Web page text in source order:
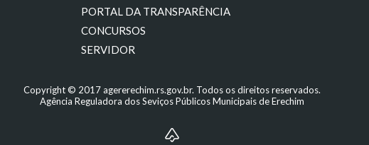
PORTAL DA TRANSPARÊNCIA
CONCURSOS
SERVIDOR
Copyright © 2017 agererechim.rs.gov.br. Todos os direitos reservados.
Agência Reguladora dos Seviços Públicos Municipais de Erechim